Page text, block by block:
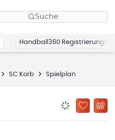
Suche
Handball360 Registrierung
SC Korb Spielplan
ZU